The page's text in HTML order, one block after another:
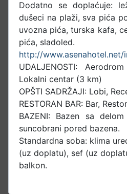
Dodatno se doplaćuje:
dušeci na plaži, sva pića
uvozna pića, turska kafa,
pića, sladoled.
http://www.asenahotel.net/
UDALJENOSTI:
Lokalni centar (3 km)
OPŠTI SADRŽAJI: Lobi,
RESTORAN BAR: Bar,
BAZENI: Bazen sa
suncobrani pored bazena.
Standardna soba: klima
(uz doplatu), sef (uz
balkon.